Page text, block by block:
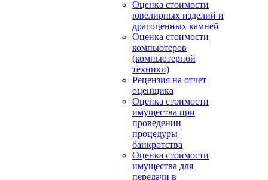
Оценка стоимости
ювелирных изделий и
драгоценных камней
Оценка стоимости
компьютеров
(компьютерной
техники)
Рецензия на отчет
оценщика
Оценка стоимости
имущества при
проведении
процедуры
банкротства
Оценка стоимости
имущества для
передачи в